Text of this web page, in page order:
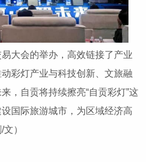
大会的举办，高效链接了产业
彩灯产业与科技创新、文旅融
，自贡将持续擦亮“自贡彩灯”这
国际旅游城市，为区域经济高
）